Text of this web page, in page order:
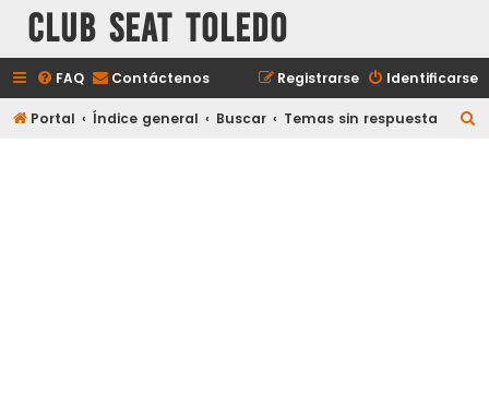
Club Seat Toledo
FAQ Contáctenos Identificarse
Registrarse
Portal Índice general Buscar Temas sin respuesta